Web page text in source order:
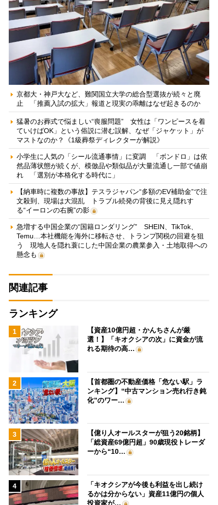
京都大・神戸大など、難関国立大学の総合型選抜が続々と廃
止 「推薦入試の拡大」報道と現実の乖離はなぜ起きるのか
猛暑のお葬式で悩ましい“喪服問題” 女性は「ワンピースを着
ていけばOK」という俗説に潜む誤解、なぜ「ジャケット」が
マストなのか？《1級葬祭ディレクターが解説》
小学生に人気の「シール流通事情」に変調 「ボンドロ」は依
然品薄状態が続くが、模倣品や類似品が大量流通し一部で値崩
れ 「選別が本格化する時代に」
【納車時に複数の事故】テスラジャパン“多額のEV補助金”で注
文殺到、現場は大混乱 トラブル続発の背後に見え隠れす
る“イーロンの右腕”の影
急増する中国企業の“国籍ロンダリング” SHEIN、TikTok、
Temu…本社機能を海外に移転させ、トランプ関税の回避を狙
う 現地人を隠れ蓑にした中国企業の農業参入・土地取得への
懸念も
関連記事
ランキング
1
【資産10億円超・かんちさんが厳
選！】「キオクシアの次」に資金が流
れる期待の高…
2
【首都圏の不動産価格「危ない駅」ラ
ンキング】“中古マンション売れ行き鈍
化”のワー…
3
【億り人オールスターが狙う20銘柄】
「総資産69億円超」90歳現役トレーダ
ーから“10…
4
「キオクシアが今後も利益を出し続け
るかは分からない」資産11億円の個人
投資家が…